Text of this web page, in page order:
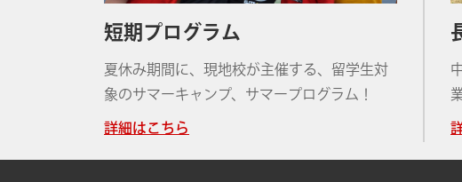
短期プログラム
夏休み期間に、現地校が主催する、留学生対
象のサマーキャンプ、サマープログラム！
詳細はこちら